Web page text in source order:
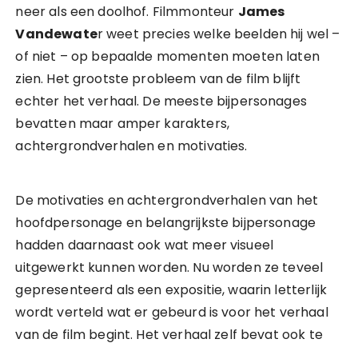
neer als een doolhof. Filmmonteur James
Vandewater weet precies welke beelden hij wel –
of niet – op bepaalde momenten moeten laten
zien. Het grootste probleem van de film blijft
echter het verhaal. De meeste bijpersonages
bevatten maar amper karakters,
achtergrondverhalen en motivaties.
De motivaties en achtergrondverhalen van het
hoofdpersonage en belangrijkste bijpersonage
hadden daarnaast ook wat meer visueel
uitgewerkt kunnen worden. Nu worden ze teveel
gepresenteerd als een expositie, waarin letterlijk
wordt verteld wat er gebeurd is voor het verhaal
van de film begint. Het verhaal zelf bevat ook te